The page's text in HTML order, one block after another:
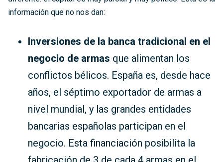
información que no nos dan:
Inversiones de la banca tradicional en el
negocio de armas que alimentan los
conflictos bélicos. España es, desde hace
años, el séptimo exportador de armas a
nivel mundial, y las grandes entidades
bancarias españolas participan en el
negocio. Esta financiación posibilita la